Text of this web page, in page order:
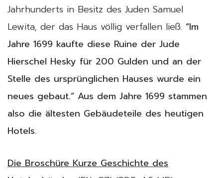
Jahrhunderts in Besitz des Juden Samuel
Lewita, der das Haus völlig verfallen ließ. “Im
Jahre 1699 kaufte diese Ruine der Jude
Hierschel Hesky für 200 Gulden und an der
Stelle des ursprünglichen Hauses wurde ein
neues gebaut.” Aus dem Jahre 1699 stammen
also die ältesten Gebäudeteile des heutigen
Hotels.
Die Broschüre Kurze Geschichte des